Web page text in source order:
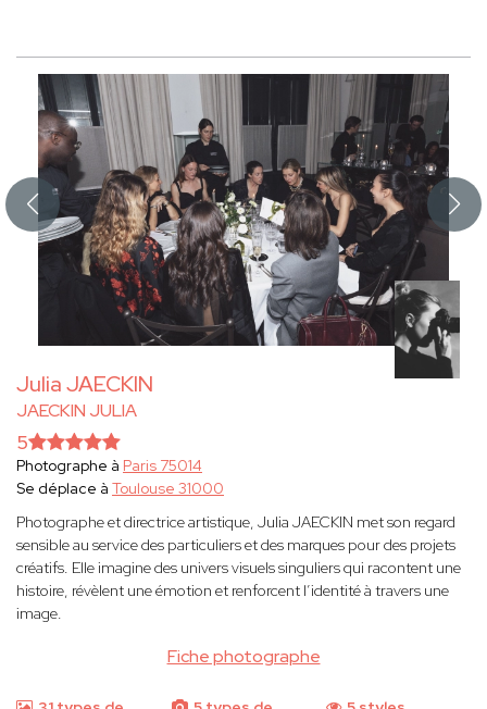
Julia JAECKIN
JAECKIN JULIA
Fiche photographe
5
Photographe à Paris 75014
Se déplace à Toulouse 31000
Photographe et directrice artistique, Julia JAECKIN met son regard
sensible au service des particuliers et des marques pour des projets
créatifs. Elle imagine des univers visuels singuliers qui racontent une
histoire, révèlent une émotion et renforcent l’identité à travers une
image.